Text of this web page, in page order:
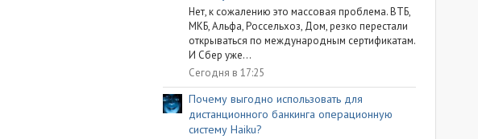
Нет, к сожалению это массовая проблема. ВТБ,
МКБ, Альфа, Россельхоз, Дом, резко перестали
открываться по международным сертификатам.
И Сбер уже...
Сегодня в 17:25
Почему выгодно использовать для
дистанционного банкинга операционную
систему Haiku?